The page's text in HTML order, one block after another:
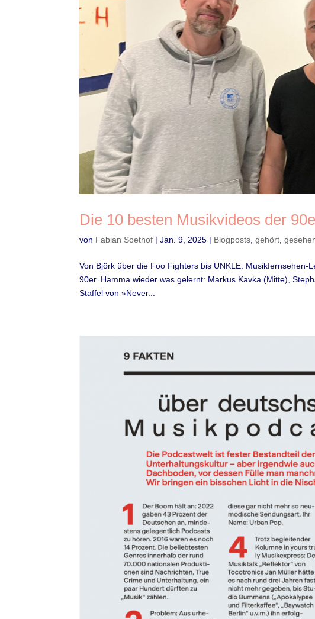
Die 10 besten Musikvideos der
von Fabian Soethof |Jan. 9, 2025 | Blogposts ,gehört ,
Von Björk über die Foo Fighters bis UNKLE:
90er. Hamma wieder was gelernt: Markus Kavka (Mitte),
Staffel von »Never...